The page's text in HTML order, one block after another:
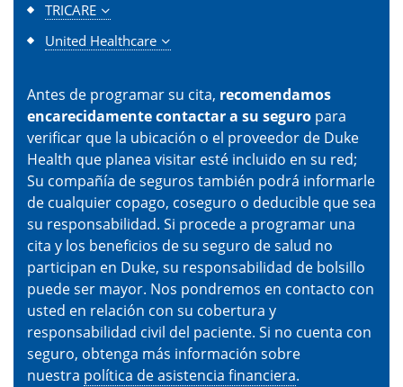
TRICARE
United Healthcare
Antes de programar su cita, recomendamos
encarecidamente contactar a su seguro para
verificar que la ubicación o el proveedor de Duke
Health que planea visitar esté incluido en su red;
Su compañía de seguros también podrá informarle
de cualquier copago, coseguro o deducible que sea
su responsabilidad. Si procede a programar una
cita y los beneficios de su seguro de salud no
participan en Duke, su responsabilidad de bolsillo
puede ser mayor. Nos pondremos en contacto con
usted en relación con su cobertura y
responsabilidad civil del paciente. Si no cuenta con
seguro, obtenga más información sobre
nuestra política de asistencia financiera.